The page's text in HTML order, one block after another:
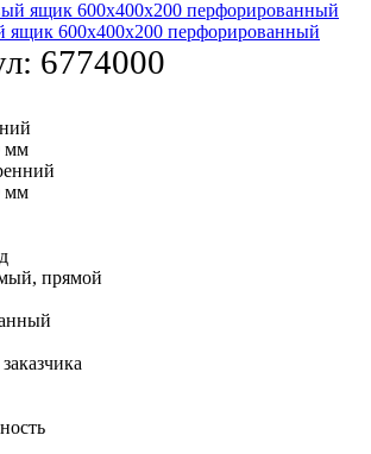
ящик 600х400х200 перфорированный
6774000
мм
мм
прямой